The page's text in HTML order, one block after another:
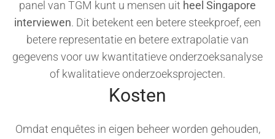
panel van TGM kunt u mensen uit heel Singapore
interviewen. Dit betekent een betere steekproef, een
betere representatie en betere extrapolatie van
gegevens voor uw kwantitatieve onderzoeksanalyse
of kwalitatieve onderzoeksprojecten.
Kosten
Omdat enquêtes in eigen beheer worden gehouden,